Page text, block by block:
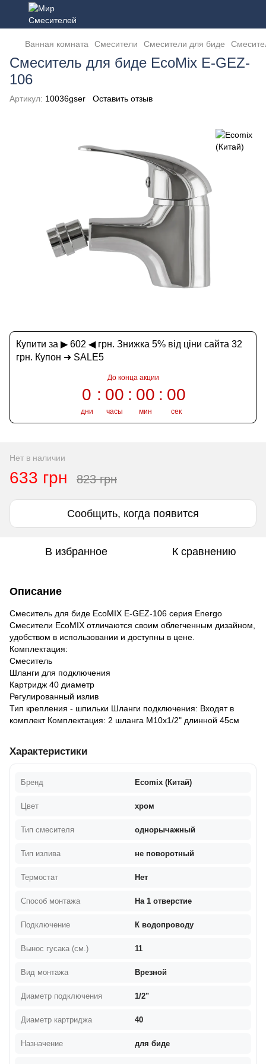
Ванная комната Смесители Смесители для биде
Смеситель для биде EcoMix E-GEZ-
106
Артикул: 10036gser Оставить отзыв
Купити за ▶ 602 ◀ грн. Знижка 5% від ціни сайта 32
грн. Купон ➜ SALE5
До конца акции
0
дни
00
часы
00
мин
00
сек
Нет в наличии
633 грн 823 грн
Сообщить, когда появится
В избранное К сравнению
Описание
Смеситель для биде EcoMIX E-GEZ-106 серия Energo
Смесители EcoMIX отличаются своим облегченным дизайном,
удобством в использовании и доступны в цене.
Комплектация:
Смеситель
Шланги для подключения
Картридж 40 диаметр
Регулированный излив
Тип крепления - шпильки Шланги подключения: Входят в
комплект Комплектация: 2 шланга М10x1/2" длинной 45см
Характеристики
Бренд Ecomix (Китай)
Цвет хром
Тип смесителя однорычажный
Тип излива не поворотный
Термостат Нет
Способ монтажа На 1 отверстие
Подключение К водопроводу
Вынос гусака (см.) 11
Вид монтажа Врезной
Диаметр подключения 1/2"
Диаметр картриджа 40
Назначение для биде